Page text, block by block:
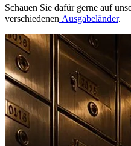
Schauen Sie dafür gerne auf
verschiedenen Ausgabeländer.